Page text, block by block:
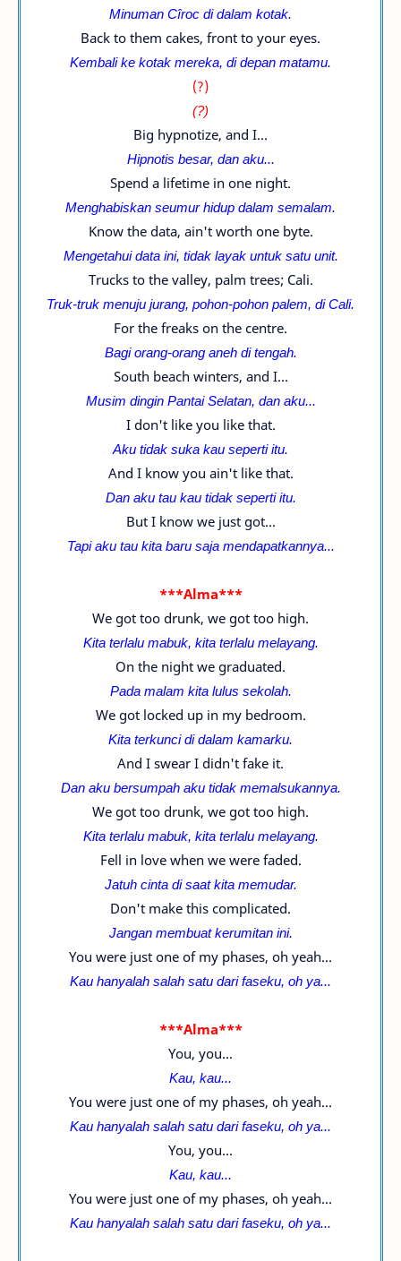
Minuman Cîroc di dalam kotak.
Back to them cakes, front to your eyes.
Kembali ke kotak mereka, di depan matamu.
(?)
(?)
Big hypnotize, and I...
Hipnotis besar, dan aku...
Spend a lifetime in one night.
Menghabiskan seumur hidup dalam semalam.
Know the data, ain't worth one byte.
Mengetahui data ini, tidak layak untuk satu unit.
Trucks to the valley, palm trees; Cali.
Truk-truk menuju jurang, pohon-pohon palem, di Cali.
For the freaks on the centre.
Bagi orang-orang aneh di tengah.
South beach winters, and I...
Musim dingin Pantai Selatan, dan aku...
I don't like you like that.
Aku tidak suka kau seperti itu.
And I know you ain't like that.
Dan aku tau kau tidak seperti itu.
But I know we just got...
Tapi aku tau kita baru saja mendapatkannya...
***Alma***
We got too drunk, we got too high.
Kita terlalu mabuk, kita terlalu melayang.
On the night we graduated.
Pada malam kita lulus sekolah.
We got locked up in my bedroom.
Kita terkunci di dalam kamarku.
And I swear I didn't fake it.
Dan aku bersumpah aku tidak memalsukannya.
We got too drunk, we got too high.
Kita terlalu mabuk, kita terlalu melayang.
Fell in love when we were faded.
Jatuh cinta di saat kita memudar.
Don't make this complicated.
Jangan membuat kerumitan ini.
You were just one of my phases, oh yeah...
Kau hanyalah salah satu dari faseku, oh ya...
***Alma***
You, you...
Kau, kau...
You were just one of my phases, oh yeah...
Kau hanyalah salah satu dari faseku, oh ya...
You, you...
Kau, kau...
You were just one of my phases, oh yeah...
Kau hanyalah salah satu dari faseku, oh ya...